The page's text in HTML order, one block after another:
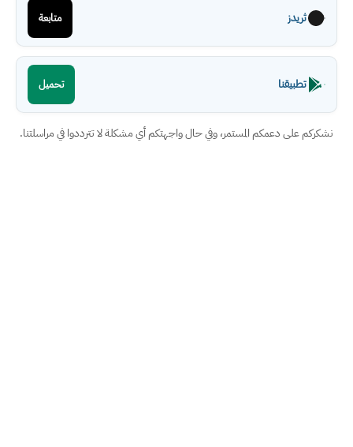
ثريدز متابعة
تطبيقنا تحميل
نشكركم على دعمكم المستمر، وفي حال واجهتكم أي مشكلة لا تترددوا في مراسلتنا.